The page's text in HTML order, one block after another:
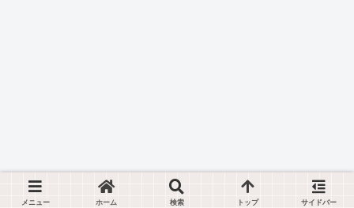
メニュー ホーム 検索 トップ サイドバー